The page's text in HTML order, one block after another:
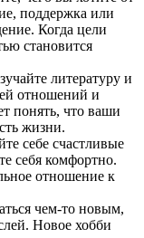
поддержка или
Когда цели
становится
литературу и
отношений и
понять, что ваши
жизни.
себе счастливые
себя комфортно.
отношение к
чем-то новым,
Новое хобби